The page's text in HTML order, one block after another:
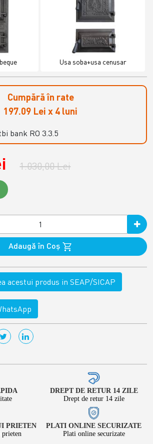
Usa soba+usa cenusar
Cumpără în rate
197.09 Lei x 4 luni
1.030,00 Lei
Adaugă în Coş
acestui produs in SEAP/SICAP
DREPT DE RETUR 14 ZILE
Drept de retur 14 zile
PRIETEN
prieten
PLATI ONLINE SECURIZATE
Plati online securizate